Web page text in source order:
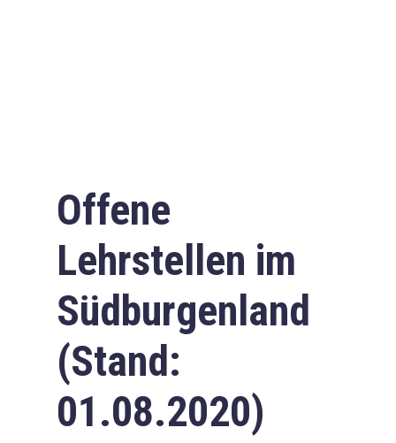
Offene
Lehrstellen im
Südburgenland
(Stand:
01.08.2020)